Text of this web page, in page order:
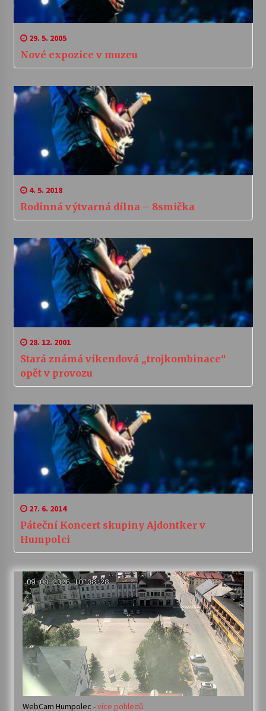
29. 5. 2005
Nové expozice v muzeu
4. 5. 2018
Rodinná výtvarná dílna – 8smička
28. 12. 2001
Stará známá víkendová „trojkombinace“
opět v provozu
27. 6. 2014
Páteční Koncert skupiny Ajdontker v
Humpolci
WebCam Humpolec -více pohledů